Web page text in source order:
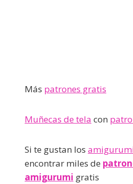
Más patrones gratis
Muñecas de tela con
Si te gustan los
encontrar miles de
amigurumi gratis